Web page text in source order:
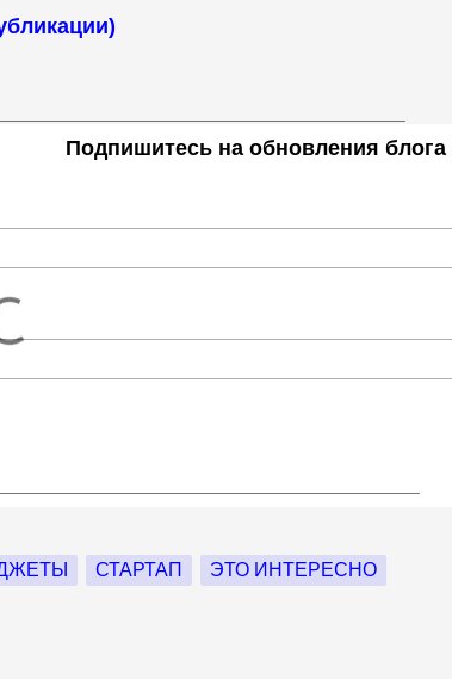
на обновления блога и Вы
СТАРТАП ЭТО ИНТЕРЕСНО